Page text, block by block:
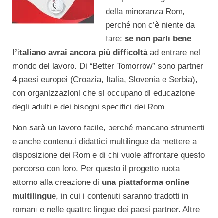
della minoranza Rom,
perché non c’è niente da
fare: se non parli bene
l’italiano avrai ancora più difficoltàad entrare nel
mondo del lavoro. Di “Better Tomorrow” sono partner
4 paesi europei (Croazia, Italia, Slovenia e Serbia),
con organizzazioni che si occupano di educazione
degli adulti e dei bisogni specifici dei Rom.
Non sarà un lavoro facile, perché mancano strumenti
e anche contenuti didattici multilingue da mettere a
disposizione dei Rom e di chi vuole affrontare questo
percorso con loro. Per questo il progetto ruota
attorno alla creazione di una piattaforma online
multilingue, in cui i contenuti saranno tradotti in
romanì e nelle quattro lingue dei paesi partner. Altre